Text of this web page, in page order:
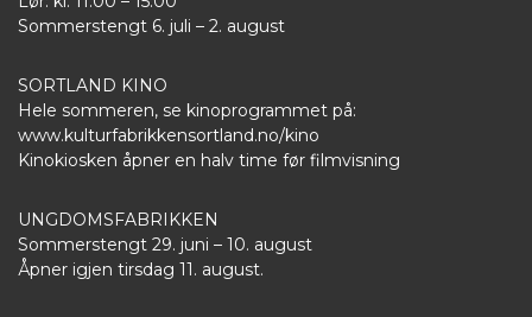
Sommerstengt 6. juli – 2. august
SORTLAND KINO
Hele sommeren, se kinoprogrammet på:
www.kulturfabrikkensortland.no/kino
Kinokiosken åpner en halv time før filmvisning
UNGDOMSFABRIKKEN
Sommerstengt 29. juni – 10. august
Åpner igjen tirsdag 11. august.